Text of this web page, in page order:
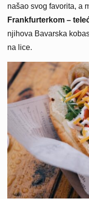
našao svog favorita, a
Frankfurterkom –
njihova Bavarska
na lice.